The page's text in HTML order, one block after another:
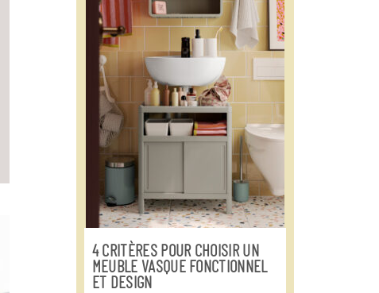
4 CRITÈRES POUR CHOISIR UN
MEUBLE VASQUE FONCTIONNEL
ET DESIGN